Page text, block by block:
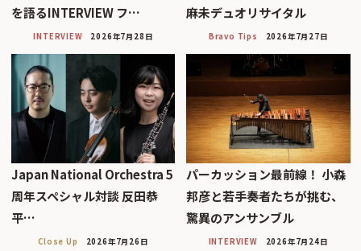
を語るINTERVIEW フ…
INTERVIEW 2026年7月28日
麻未デュオリサイタル
Bravo Tips 2026年7月27日
Japan National Orchestra 5
周年スペシャル対談 反田恭
平…
Close Up 2026年7月26日
パーカッション最前線！ 小森
邦彦と若手奏者たちが挑む、
驚異のアンサンブル
INTERVIEW 2026年7月24日